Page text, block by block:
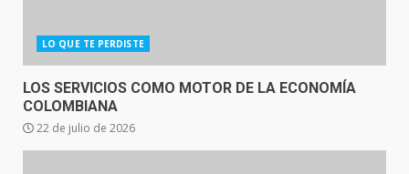
LO QUE TE PERDISTE
LOS SERVICIOS COMO MOTOR DE LA ECONOMÍA
COLOMBIANA
22 de julio de 2026